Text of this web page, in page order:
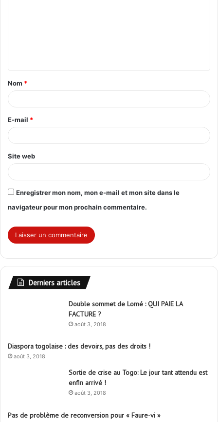
t
a
e
*
Nom *
E-mail *
Site web
Enregistrer mon nom, mon e-mail et mon site dans le
navigateur pour mon prochain commentaire.
Derniers articles
Double sommet de Lomé : QUI PAIE LA
FACTURE ?
août 3, 2018
Diaspora togolaise : des devoirs, pas des droits !
août 3, 2018
Sortie de crise au Togo: Le jour tant attendu est
enfin arrivé !
août 3, 2018
Pas de problème de reconversion pour « Faure-vi »